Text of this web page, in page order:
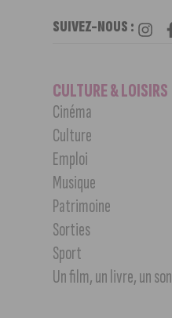
SUIVEZ-NOUS :
CULTURE & LOISIRS
Cinéma
Culture
Emploi
Musique
Patrimoine
Sorties
Sport
Un film, un livre, un son